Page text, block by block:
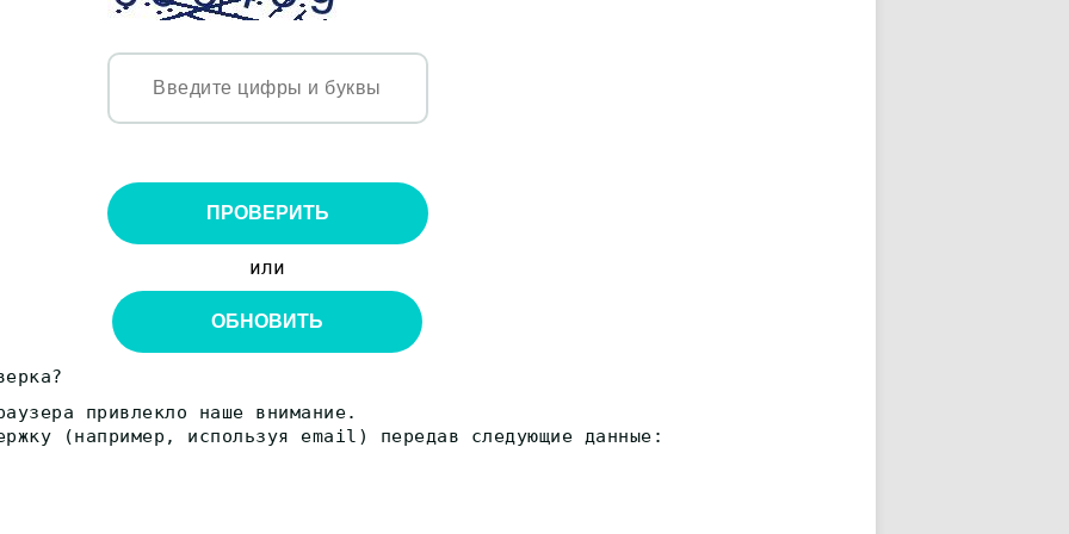
ПРОВЕРИТЬ
или
ОБНОВИТЬ
привлекло наше внимание.
(например, используя email) передав следующие данные: